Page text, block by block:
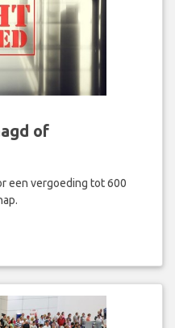
of
een vergoeding tot 600